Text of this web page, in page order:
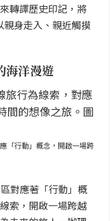
轉譯歷史印記，將
親身走入、親近觸摸
海洋漫遊
「行動」概念，開啟一場跨
對應著「行動」概
索，開啟一場跨越